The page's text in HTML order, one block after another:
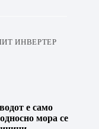
ИНВЕРТЕР
е само
мора се